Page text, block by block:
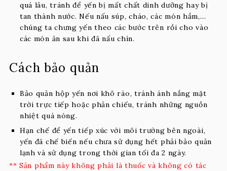
quá lâu, tránh để yến bị mất chất dinh dưỡng hay bị
tan thành nước. Nếu nấu súp, cháo, các món hầm,…
chúng ta chưng yến theo các bước trên rồi cho vào
các món ăn sau khi đã nấu chín.
Cách bảo quản
Bảo quản hộp yến nơi khô ráo, tránh ánh nắng mặt
trời trực tiếp hoặc phản chiếu, tránh những nguồn
nhiệt quá nóng.
Hạn chế để yến tiếp xúc với môi trường bên ngoài,
yến đã chế biến nếu chưa sử dụng hết phải bảo quản
lạnh và sử dụng trong thời gian tối đa 2 ngày.
** Sản phẩm này không phải là thuốc và không có tác